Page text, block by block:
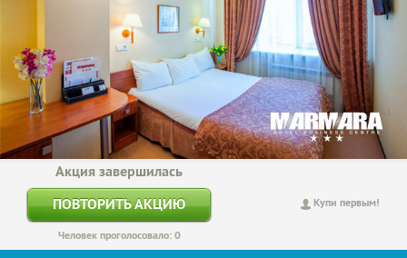
Купи первым!
Акция завершилась
ПОВТОРИТЬ АКЦИЮ
Человек проголосовало: 0